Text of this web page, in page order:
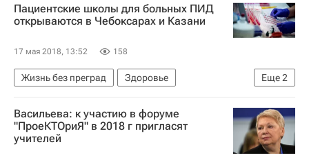
Томский государственный университет
МГУ имени М. В. Ломоносова
Проект 5-100
Навигатор абитуриента
Россия
Пациентские школы для больных ПИД
открываются в Чебоксарах и Казани
17 мая 2018, 13:52 158
Еще2
Жизнь без преград
Здоровье
Социальный навигатор
Россия
Васильева: к участию в форуме
"ПроеКТОриЯ" в 2018 г пригласят
учителей